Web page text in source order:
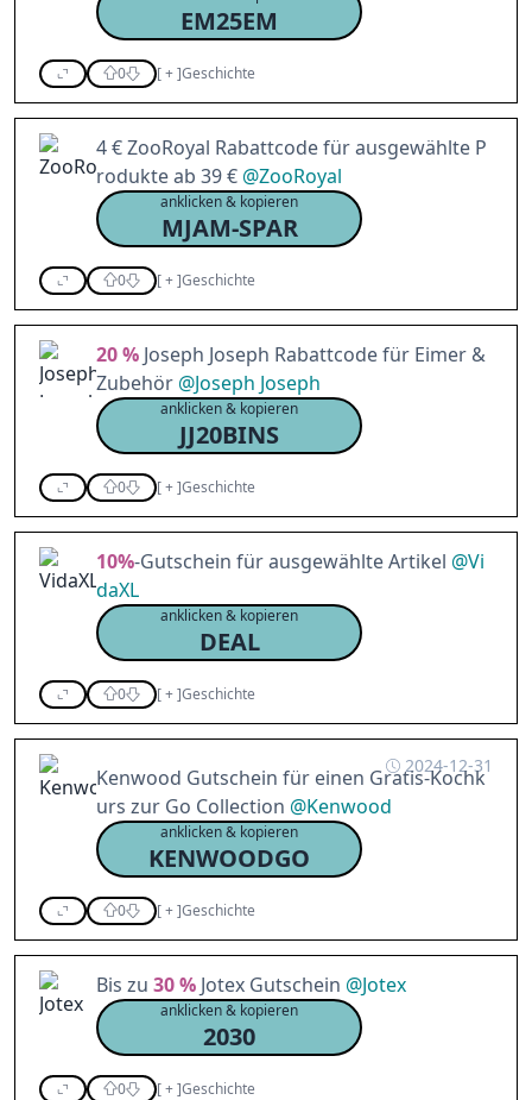
EM25EM
0 [+]Geschichte
4 € ZooRoyal Rabattcode für ausgewählte P
rodukte ab 39 € @ZooRoyal
anklicken & kopieren
MJAM-SPAR
0 [+]Geschichte
20 % Joseph Joseph Rabattcode für Eimer &
Zubehör @Joseph Joseph
anklicken & kopieren
JJ20BINS
0 [+]Geschichte
10%-Gutschein für ausgewählte Artikel @Vi
daXL
anklicken & kopieren
DEAL
0 [+]Geschichte
2024-12-31
Kenwood Gutschein für einen Gratis-Kochk
urs zur Go Collection @Kenwood
anklicken & kopieren
KENWOODGO
0 [+]Geschichte
Bis zu 30 % Jotex Gutschein @Jotex
anklicken & kopieren
2030
0 [+]Geschichte